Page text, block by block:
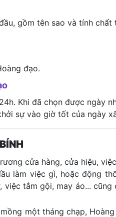
gồm tên sao và tính
đạo.
Khi đã chọn được ngày
sự vào giờ tốt của ngày
cửa hàng, cửa hiệu,
làm việc gì, hoặc động
tắm gội, may áo...
một tháng chạp,